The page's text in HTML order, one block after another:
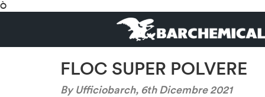
Ò
FLOC SUPER POLVERE
By Ufficiobarch, 6th Dicembre 2021